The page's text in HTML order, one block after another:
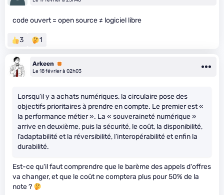
code ouvert ≈ open source ≠ logiciel libre
3 1
Arkeen
Premium
Le 18 février à 02h03
Lorsqu'il y a achats numériques, la circulaire pose des
objectifs prioritaires à prendre en compte. Le premier est «
la performance métier ». La « souveraineté numérique »
arrive en deuxième, puis la sécurité, le coût, la disponibilité,
l’adaptabilité et la réversibilité, l’interopérabilité et enfin la
durabilité.
Est-ce qu'il faut comprendre que le barème des appels d'offres
va changer, et que le coût ne comptera plus pour 50% de la
note ?